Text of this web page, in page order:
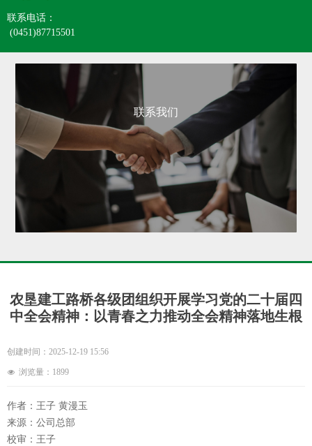
联系我们
联系电话：
(0451)87715501
农垦建工路桥各级团组织开展学习党的二十届四
中全会精神：以青春之力推动全会精神落地生根
创建时间： 2025-12-19 15:56
넶 浏览量： 1899
作者：王子 黄漫玉
来源：公司总部
校审：王子